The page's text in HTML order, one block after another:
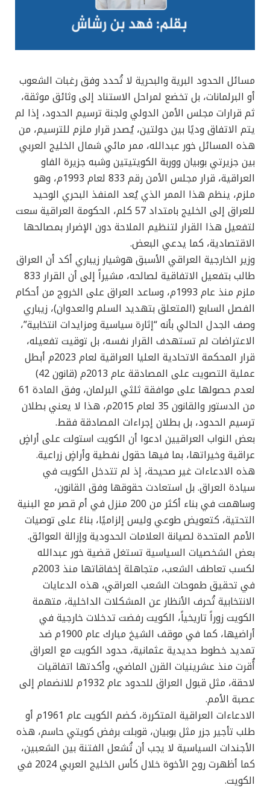
مسائل الحدود البرية والبحرية لا تُحدد وفق رغبات الشعوب
أو البرلمانات، بل تخضع لمراحل الاستناد إلى وثائق موثقة،
ثم قرارات مجلس الأمن الدولي ولجنة ترسيم الحدود، إذا لم
يتم الاتفاق وديًا بين دولتين، يُصدر قرار ملزم للترسيم، من
هذه المسائل خور عبدالله، ممر مائي شمال الخليج العربي
بين جزيرتي بوبيان ووربة الكويتيتين وشبه جزيرة الفاو
العراقية، قرار مجلس الأمن رقم 833 لعام 1993م، وهو
ملزم، ينظم هذا الممر الذي يُعد المنفذ البحري الوحيد
للعراق إلى الخليج بامتداد 57 كلم، الحكومة العراقية سعت
لتفعيل هذا القرار لتنظيم الملاحة دون الإضرار بمصالحها
الاقتصادية، كما يدعي البعض.
وزير الخارجية العراقي الأسبق هوشيار زيباري أكد أن العراق
طالب بتفعيل الاتفاقية لصالحه، مشيراً إلى أن القرار 833
ملزم منذ عام 1993م، وساعد العراق على الخروج من أحكام
الفصل السابع (المتعلق بتهديد السلم والعدوان)، زيباري
وصف الجدل الحالي بأنه “إثارة سياسية ومزايدات انتخابية”،
الاعتراضات لم تستهدف القرار نفسه، بل توقيت تفعيله،
قرار المحكمة الاتحادية العليا العراقية لعام 2023م أبطل
عملية التصويت على المصادقة عام 2013م (قانون 42)
لعدم حصولها على موافقة ثلثي البرلمان، وفق المادة 61
من الدستور والقانون 35 لعام 2015م، هذا لا يعني بطلان
ترسيم الحدود، بل بطلان إجراءات المصادقة فقط.
بعض النواب العراقيين ادعوا أن الكويت استولت على أراضٍ
عراقية وخيراتها، بما فيها حقول نفطية وأراضٍ زراعية.
هذه الادعاءات غير صحيحة، إذ لم تتدخل الكويت في
سيادة العراق. بل استعادت حقوقها وفق القانون،
وساهمت في بناء أكثر من 200 منزل في أم قصر مع البنية
التحتية، كتعويض طوعي وليس إلزاميًا، بناءً على توصيات
الأمم المتحدة لصيانة العلامات الحدودية وإزالة العوائق.
بعض الشخصيات السياسية تستغل قضية خور عبدالله
لكسب تعاطف الشعب، متجاهلة إخفاقاتها منذ 2003م
في تحقيق طموحات الشعب العراقي، هذه الدعايات
الانتخابية تُحرف الأنظار عن المشكلات الداخلية، متهمة
الكويت زوراً تاريخياً، الكويت رفضت تدخلات خارجية في
أراضيها، كما في موقف الشيخ مبارك عام 1900م ضد
تمديد خطوط حديدية عثمانية، حدود الكويت مع العراق
أُقرت منذ عشرينيات القرن الماضي، وأكدتها اتفاقيات
لاحقة، مثل قبول العراق للحدود عام 1932م للانضمام إلى
عصبة الأمم.
الادعاءات العراقية المتكررة، كضم الكويت عام 1961م أو
طلب تأجير جزر مثل بوبيان، قوبلت برفض كويتي حاسم، هذه
الأجندات السياسية لا يجب أن تُشعل الفتنة بين الشعبين،
كما أظهرت روح الأخوة خلال كأس الخليج العربي 2024 في
الكويت.